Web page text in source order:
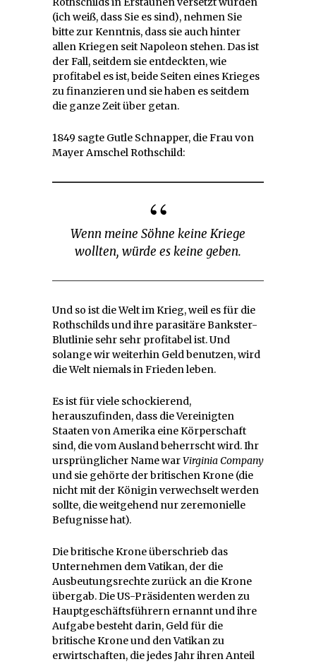
(ich weiß, dass Sie es sind), nehmen Sie
bitte zur Kenntnis, dass sie auch hinter
allen Kriegen seit Napoleon stehen. Das ist
der Fall, seitdem sie entdeckten, wie
profitabel es ist, beide Seiten eines Krieges
zu finanzieren und sie haben es seitdem
die ganze Zeit über getan.
1849 sagte Gutle Schnapper, die Frau von
Mayer Amschel Rothschild:
Wenn meine Söhne keine Kriege
wollten, würde es keine geben.
Und so ist die Welt im Krieg, weil es für die
Rothschilds und ihre parasitäre Bankster-
Blutlinie sehr sehr profitabel ist. Und
solange wir weiterhin Geld benutzen, wird
die Welt niemals in Frieden leben.
Es ist für viele schockierend,
herauszufinden, dass die Vereinigten
Staaten von Amerika eine Körperschaft
sind, die vom Ausland beherrscht wird. Ihr
ursprünglicher Name warVirginia Company
und sie gehörte der britischen Krone (die
nicht mit der Königin verwechselt werden
sollte, die weitgehend nur zeremonielle
Befugnisse hat).
Die britische Krone überschrieb das
Unternehmen dem Vatikan, der die
Ausbeutungsrechte zurück an die Krone
übergab. Die US-Präsidenten werden zu
Hauptgeschäftsführern ernannt und ihre
Aufgabe besteht darin, Geld für die
britische Krone und den Vatikan zu
erwirtschaften, die jedes Jahr ihren Anteil